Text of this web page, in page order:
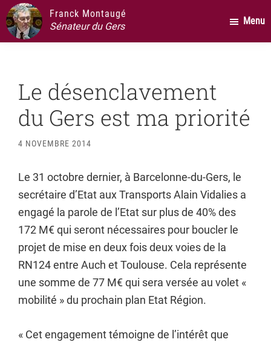
Passer
au
contenu
Passer
la
principale
Passer
au
pied
Franck Montaugé
Sénateur du Gers
Menu
Le désenclavement
du Gers est ma priorité
4 NOVEMBRE 2014
Le 31 octobre dernier, à Barcelonne-du-Gers, le
secrétaire d’Etat aux Transports Alain Vidalies a
engagé la parole de l’Etat sur plus de 40% des
172 M€ qui seront nécessaires pour boucler le
projet de mise en deux fois deux voies de la
RN124 entre Auch et Toulouse. Cela représente
une somme de 77 M€ qui sera versée au volet «
mobilité » du prochain plan Etat Région.
« Cet engagement témoigne de l’intérêt que